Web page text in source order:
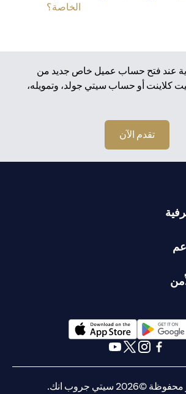
الخاصة؟
فتح حساب عميل خاص جديد من
أو حساب سيتي جولد، وتمويله،
تقدم الآن
opens in
opens in a new tab
جروب انك.